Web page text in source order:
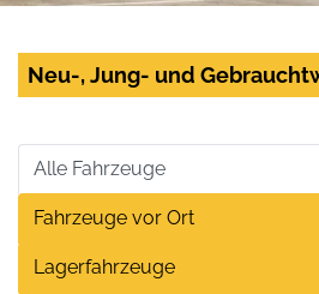
Neu-, Jung- und
Alle Fahrzeuge
Fahrzeuge vor Ort
Lagerfahrzeuge